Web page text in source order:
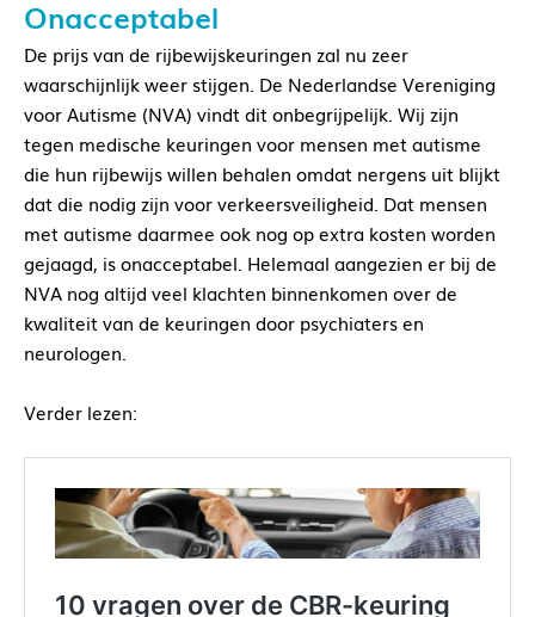
Onacceptabel
De prijs van de rijbewijskeuringen zal nu zeer
waarschijnlijk weer stijgen. De Nederlandse Vereniging
voor Autisme (NVA) vindt dit onbegrijpelijk. Wij zijn
tegen medische keuringen voor mensen met autisme
die hun rijbewijs willen behalen omdat nergens uit blijkt
dat die nodig zijn voor verkeersveiligheid. Dat mensen
met autisme daarmee ook nog op extra kosten worden
gejaagd, is onacceptabel. Helemaal aangezien er bij de
NVA nog altijd veel klachten binnenkomen over de
kwaliteit van de keuringen door psychiaters en
neurologen.
Verder lezen: